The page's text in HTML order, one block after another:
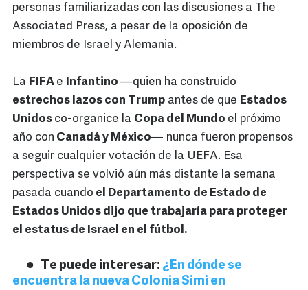
personas familiarizadas con las discusiones a The
Associated Press, a pesar de la oposición de
miembros de Israel y Alemania.
La FIFA e Infantino —quien ha construido
estrechos lazos con Trump antes de que Estados
Unidos co-organice la Copa del Mundo el próximo
año con Canadá y México— nunca fueron propensos
a seguir cualquier votación de la UEFA. Esa
perspectiva se volvió aún más distante la semana
pasada cuando el Departamento de Estado de
Estados Unidos dijo que trabajaría para proteger
el estatus de Israel en el fútbol.
Te puede interesar: ¿En dónde se
encuentra la nueva Colonia Simi en